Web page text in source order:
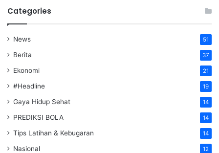
Categories
News 51
Berita 37
Ekonomi 21
#Headline 19
Gaya Hidup Sehat 14
PREDIKSI BOLA 14
Tips Latihan & Kebugaran 14
Nasional 12